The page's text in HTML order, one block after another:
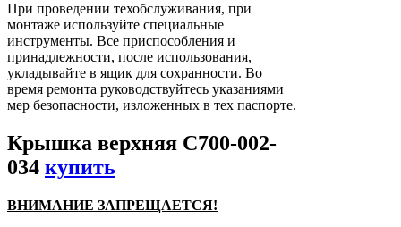
При проведении техобслуживания, при
монтаже используйте специальные
инструменты. Все приспособления и
принадлежности, после использования,
укладывайте в ящик для сохранности. Во
время ремонта руководствуйтесь указаниями
мер безопасности, изложенных в тех паспорте.
Крышка верхняя С700-002-
034 купить
ВНИМАНИЕ ЗАПРЕЩАЕТСЯ!